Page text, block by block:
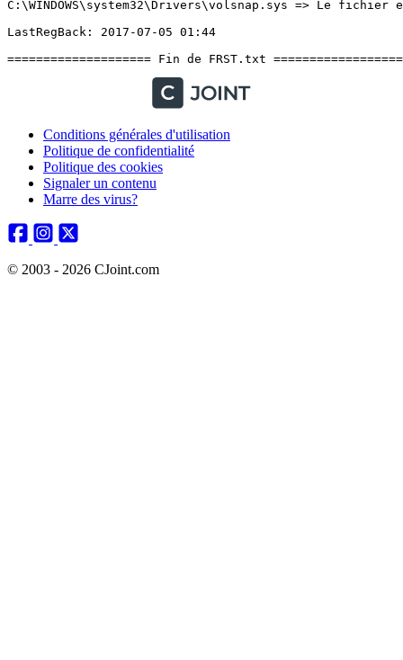
Conditions générales d'utilisation
Politique de confidentialité
Politique des cookies
Signaler un contenu
Marre des virus?
© 2003 - 2026 CJoint.com